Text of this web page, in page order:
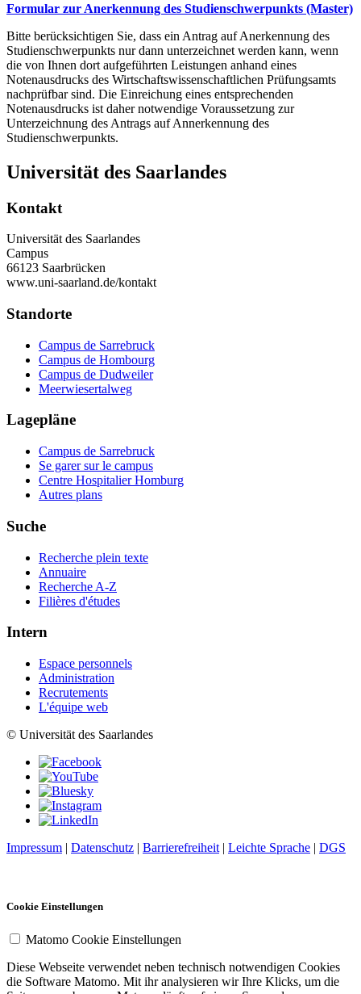
Formular zur Anerkennung des Studienschwerpunkts (Master)
Bitte berücksichtigen Sie, dass ein Antrag auf Anerkennung des
Studienschwerpunkts nur dann unterzeichnet werden kann, wenn
die von Ihnen dort aufgeführten Leistungen anhand eines
Notenausdrucks des Wirtschaftswissenschaftlichen Prüfungsamts
nachprüfbar sind. Die Einreichung eines entsprechenden
Notenausdrucks ist daher notwendige Voraussetzung zur
Unterzeichnung des Antrags auf Annerkennung des
Studienschwerpunkts.
Universität des Saarlandes
Kontakt
Universität des Saarlandes
Campus
66123 Saarbrücken
www.uni-saarland.de/kontakt
Standorte
Campus de Sarrebruck
Campus de Hombourg
Campus de Dudweiler
Meerwiesertalweg
Lagepläne
Campus de Sarrebruck
Se garer sur le campus
Centre Hospitalier Homburg
Autres plans
Suche
Recherche plein texte
Annuaire
Recherche A-Z
Filières d'études
Intern
Espace personnels
Administration
Recrutements
L'équipe web
© Universität des Saarlandes
Impressum | Datenschutz | Barrierefreiheit | Leichte Sprache | DGS
Cookie Einstellungen
Matomo Cookie Einstellungen
Diese Webseite verwendet neben technisch notwendigen Cookies
die Software Matomo. Mit ihr analysieren wir Ihre Klicks, um die